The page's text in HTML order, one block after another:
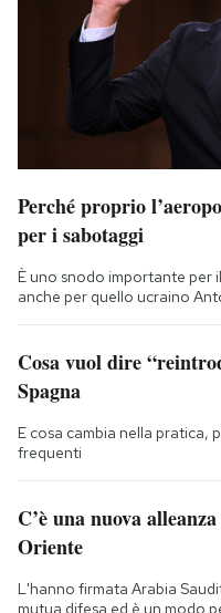
Perché proprio
per i sabotaggi
È uno snodo importante per
anche per quello ucraino
Cosa vuol dire
Spagna
E cosa cambia nella pratica,
frequenti
C’è una nuova
Oriente
L'hanno firmata Arabia
mutua difesa ed è un modo